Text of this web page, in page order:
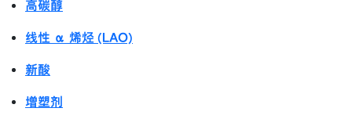
高碳醇
线性 α 烯烃 (LAO)
新酸
增塑剂